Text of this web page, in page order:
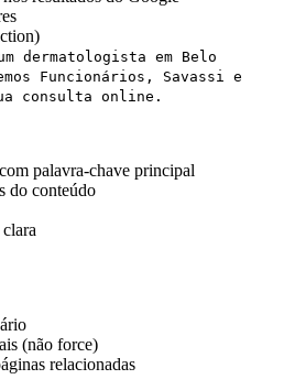
dermatologista em Belo
Funcionários, Savassi e
consulta online.
palavra-chave principal
do conteúdo
(não force)
relacionadas